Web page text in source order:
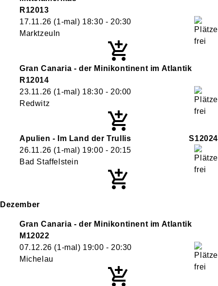
R12013
17.11.26 (1-mal) 18:30 - 20:30
Marktzeuln
Gran Canaria - der Minikontinent im Atlantik
R12014
23.11.26 (1-mal) 18:30 - 20:00
Redwitz
Apulien - Im Land der Trullis
S12024
26.11.26 (1-mal) 19:00 - 20:15
Bad Staffelstein
Dezember
Gran Canaria - der Minikontinent im Atlantik
M12022
07.12.26 (1-mal) 19:00 - 20:30
Michelau